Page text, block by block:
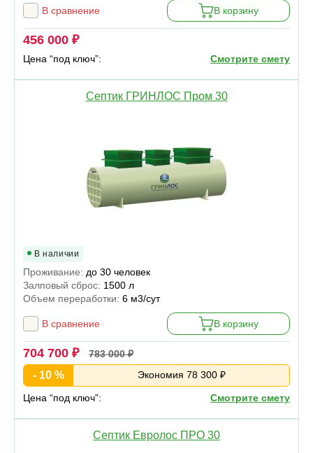
В сравнение В корзину
456 000 ₽
Цена “под ключ”: Смотрите смету
Септик ГРИНЛОС Пром 30
В наличии
Проживание: до 30 человек
Залповый сброс: 1500 л
Объем переработки: 6 м3/сут
В сравнение В корзину
704 700 ₽ 783 000 ₽
- 10 % Экономия 78 300 ₽
Цена “под ключ”: Смотрите смету
Септик Евролос ПРО 30